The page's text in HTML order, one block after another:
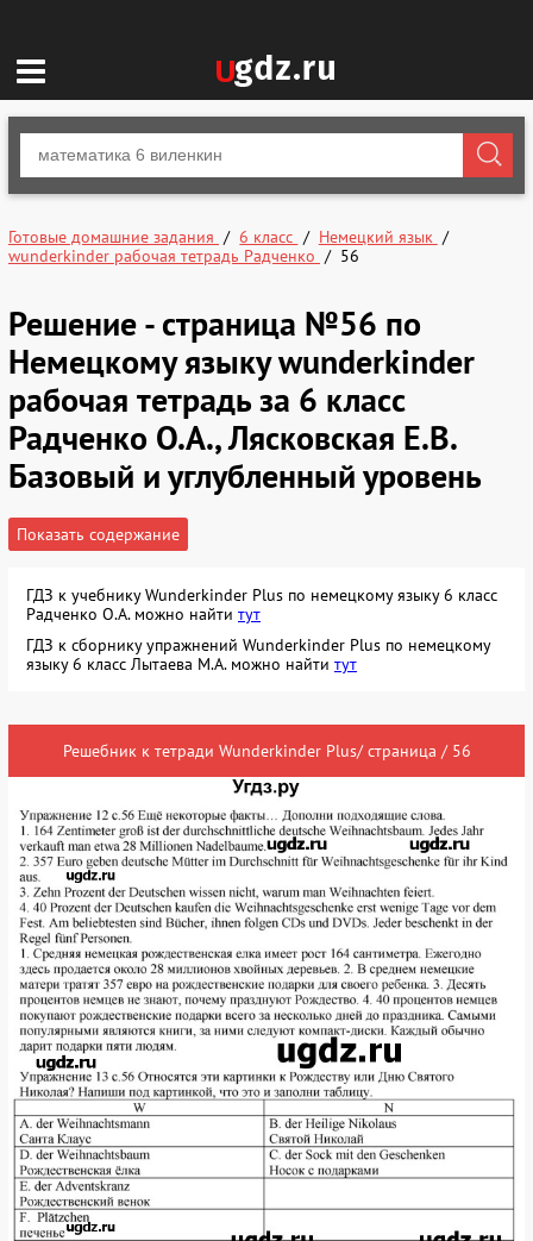
Готовые домашние задания 6 класс
Немецкий язык
wunderkinder рабочая тетрадь Радченко
56
Решение - страница №56 по
Немецкому языку wunderkinder
рабочая тетрадь за 6 класс
Радченко О.А., Лясковская Е.В.
Базовый и углубленный уровень
Показать содержание
ГДЗ к учебнику Wunderkinder Plus по немецкому языку 6 класс
Радченко О.А. можно найти тут
ГДЗ к сборнику упражнений Wunderkinder Plus по немецкому
языку 6 класс Лытаева М.А. можно найти тут
Решебник к тетради Wunderkinder Plus/ страница / 56